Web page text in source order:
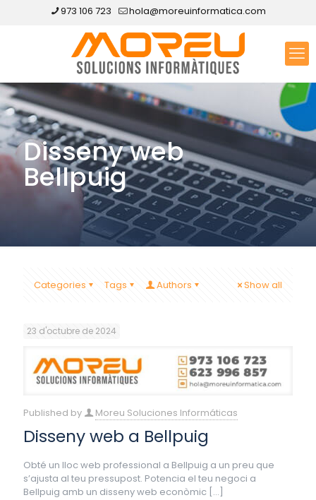
973 106 723 hola@moreuinformatica.com
Disseny web
Bellpuig
Categories Tags Authors Show all
23 d'octubre de 2024
Published by Moreu Soluciones Informáticas
Disseny web a Bellpuig
Obté un lloc web professional a Bellpuig a un preu que
s’ajusta al teu pressupost. Potencia el teu negoci a
Bellpuig amb un disseny web econòmic […]